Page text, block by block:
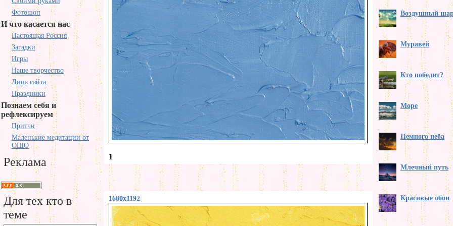
Фотошоп
И что касается нас
Настоящая Россия
Загадки
Игры
Наше творчество
Лица сайта
Праздники
Познаем себя и
рефлексируем
Притчи
Маленькие медитации от
ОШО
Реклама
Для тех кто в
теме
1
1680x1192
Воздушный
Муравей
Кто победит?
Море
Немного неба
Млечный путь
Красивые обои